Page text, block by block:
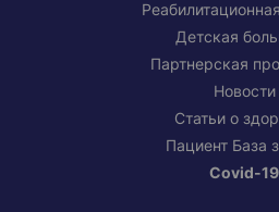
Детская
Партнерская
Новости
Статьи о
Пациент База
Covid-19